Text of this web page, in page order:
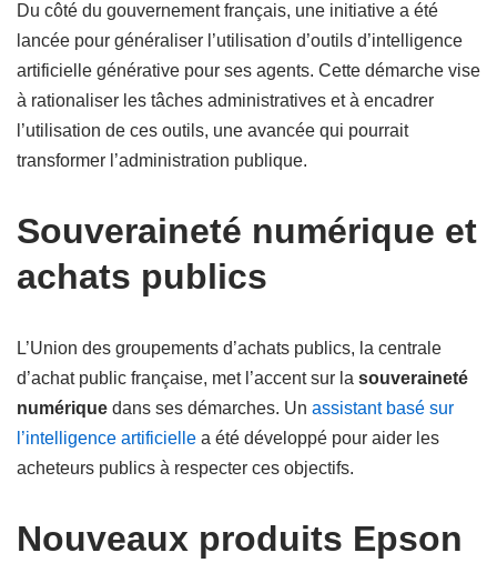
Du côté du gouvernement français, une initiative a été
lancée pour généraliser l’utilisation d’outils d’intelligence
artificielle générative pour ses agents. Cette démarche vise
à rationaliser les tâches administratives et à encadrer
l’utilisation de ces outils, une avancée qui pourrait
transformer l’administration publique.
Souveraineté numérique et
achats publics
L’Union des groupements d’achats publics, la centrale
d’achat public française, met l’accent sur la souveraineté
numérique dans ses démarches. Un assistant basé sur
l’intelligence artificielle a été développé pour aider les
acheteurs publics à respecter ces objectifs.
Nouveaux produits Epson